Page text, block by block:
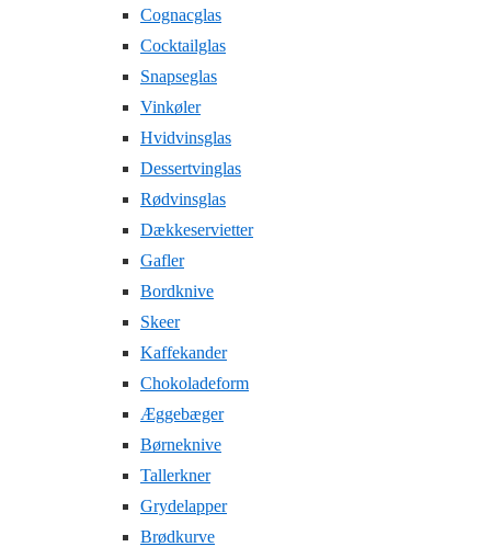
Cognacglas
Cocktailglas
Snapseglas
Vinkøler
Hvidvinsglas
Dessertvinglas
Rødvinsglas
Dækkeservietter
Gafler
Bordknive
Skeer
Kaffekander
Chokoladeform
Æggebæger
Børneknive
Tallerkner
Grydelapper
Brødkurve